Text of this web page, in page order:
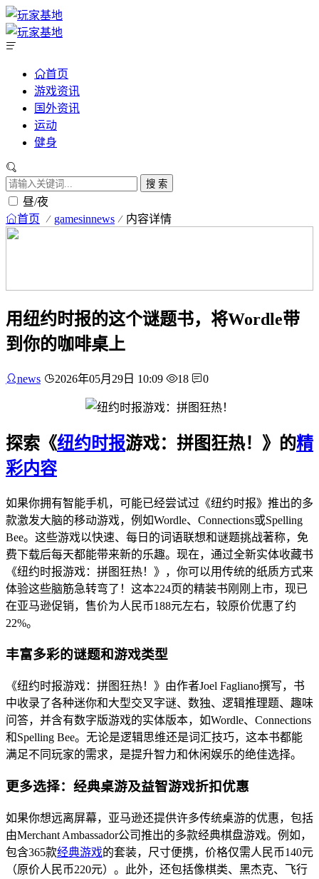
首页
游戏资讯
国外资讯
运动
健身
搜 索
昼/夜
首页 gamesinnews 内容详情
用纽约时报的这个谜题书，将Wordle带
到你的咖啡桌上
news 2026年05月29日 10:09 18 0
探索《纽约时报游戏：拼图狂热！》的精
彩内容
如果你拥有智能手机，可能已经尝试过《纽约时报》推出的多
款激发大脑的移动游戏，例如Wordle、Connections或Spelling
Bee。这些游戏以快速、每日的词语联想和谜题挑战著称，免
费下载后每天都能带来新的乐趣。现在，通过全新实体收藏书
《纽约时报游戏：拼图狂热！》，你可以用传统的纸质方式来
体验这些脑筋急转弯了！这本224页的精装书刚刚上市，现已
在亚马逊促销，售价为人民币188元左右，较原价优惠了约
22%。
丰富多彩的谜题和游戏类型
《纽约时报游戏：拼图狂热！》由作者Joel Fagliano撰写，书
中收录了各种迷你和大型交叉字谜、数独、逻辑推理题、趣味
问答，并含有数字版游戏的实体版本，如Wordle、Connections
和Spelling Bee。无论是逻辑思维还是词汇技巧，这本书都能
满足不同玩家的需求，是提升智力和休闲娱乐的绝佳选择。
更多选择：经典桌游及益智游戏折扣优惠
如果你想远离屏幕，亚马逊还提供许多传统桌游的优惠，包括
由Merchant Ambassador公司推出的多款经典棋盘游戏。例如，
包含365款经典游戏的套装，尺寸便携，价格仅需人民币140元
（原价人民币220元）。此外，还包括像棋类、黑杰克、飞行